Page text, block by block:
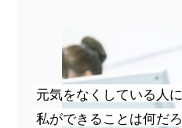
元気をなくしている人に
私ができることは何だ